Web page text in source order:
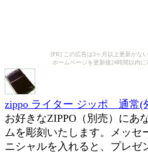
[PR] この広告は3ヶ月以上更新がな
ホームページを更新後24時間以内に
zippo ライター ジッポ 通常(
お好きなZIPPO（別売）にあ
ムを彫刻いたします。メッセ
ニシャルを入れると、プレ